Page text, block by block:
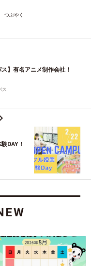
つぶやく
】有名アニメ制作会社！
ス
DAY！